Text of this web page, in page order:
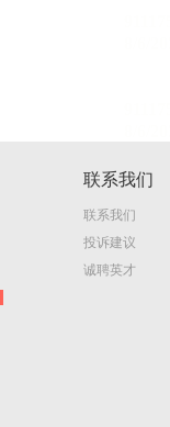
联系我们
联系我们
投诉建议
诚聘英才